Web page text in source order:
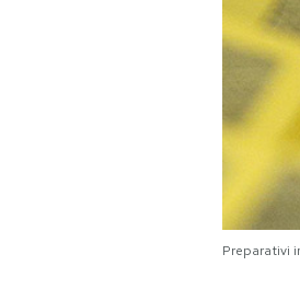
Preparativi